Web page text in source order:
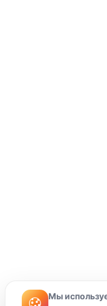
Мы